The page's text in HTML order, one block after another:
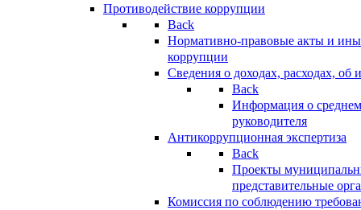
Противодействие коррупции
Back
Нормативно-правовые акты и
коррупции
Сведения о доходах, расходах, об
Back
Информация о
руководителя
Антикоррупционная экспертиза
Back
Проекты
представительные
Комиссия по соблюдению